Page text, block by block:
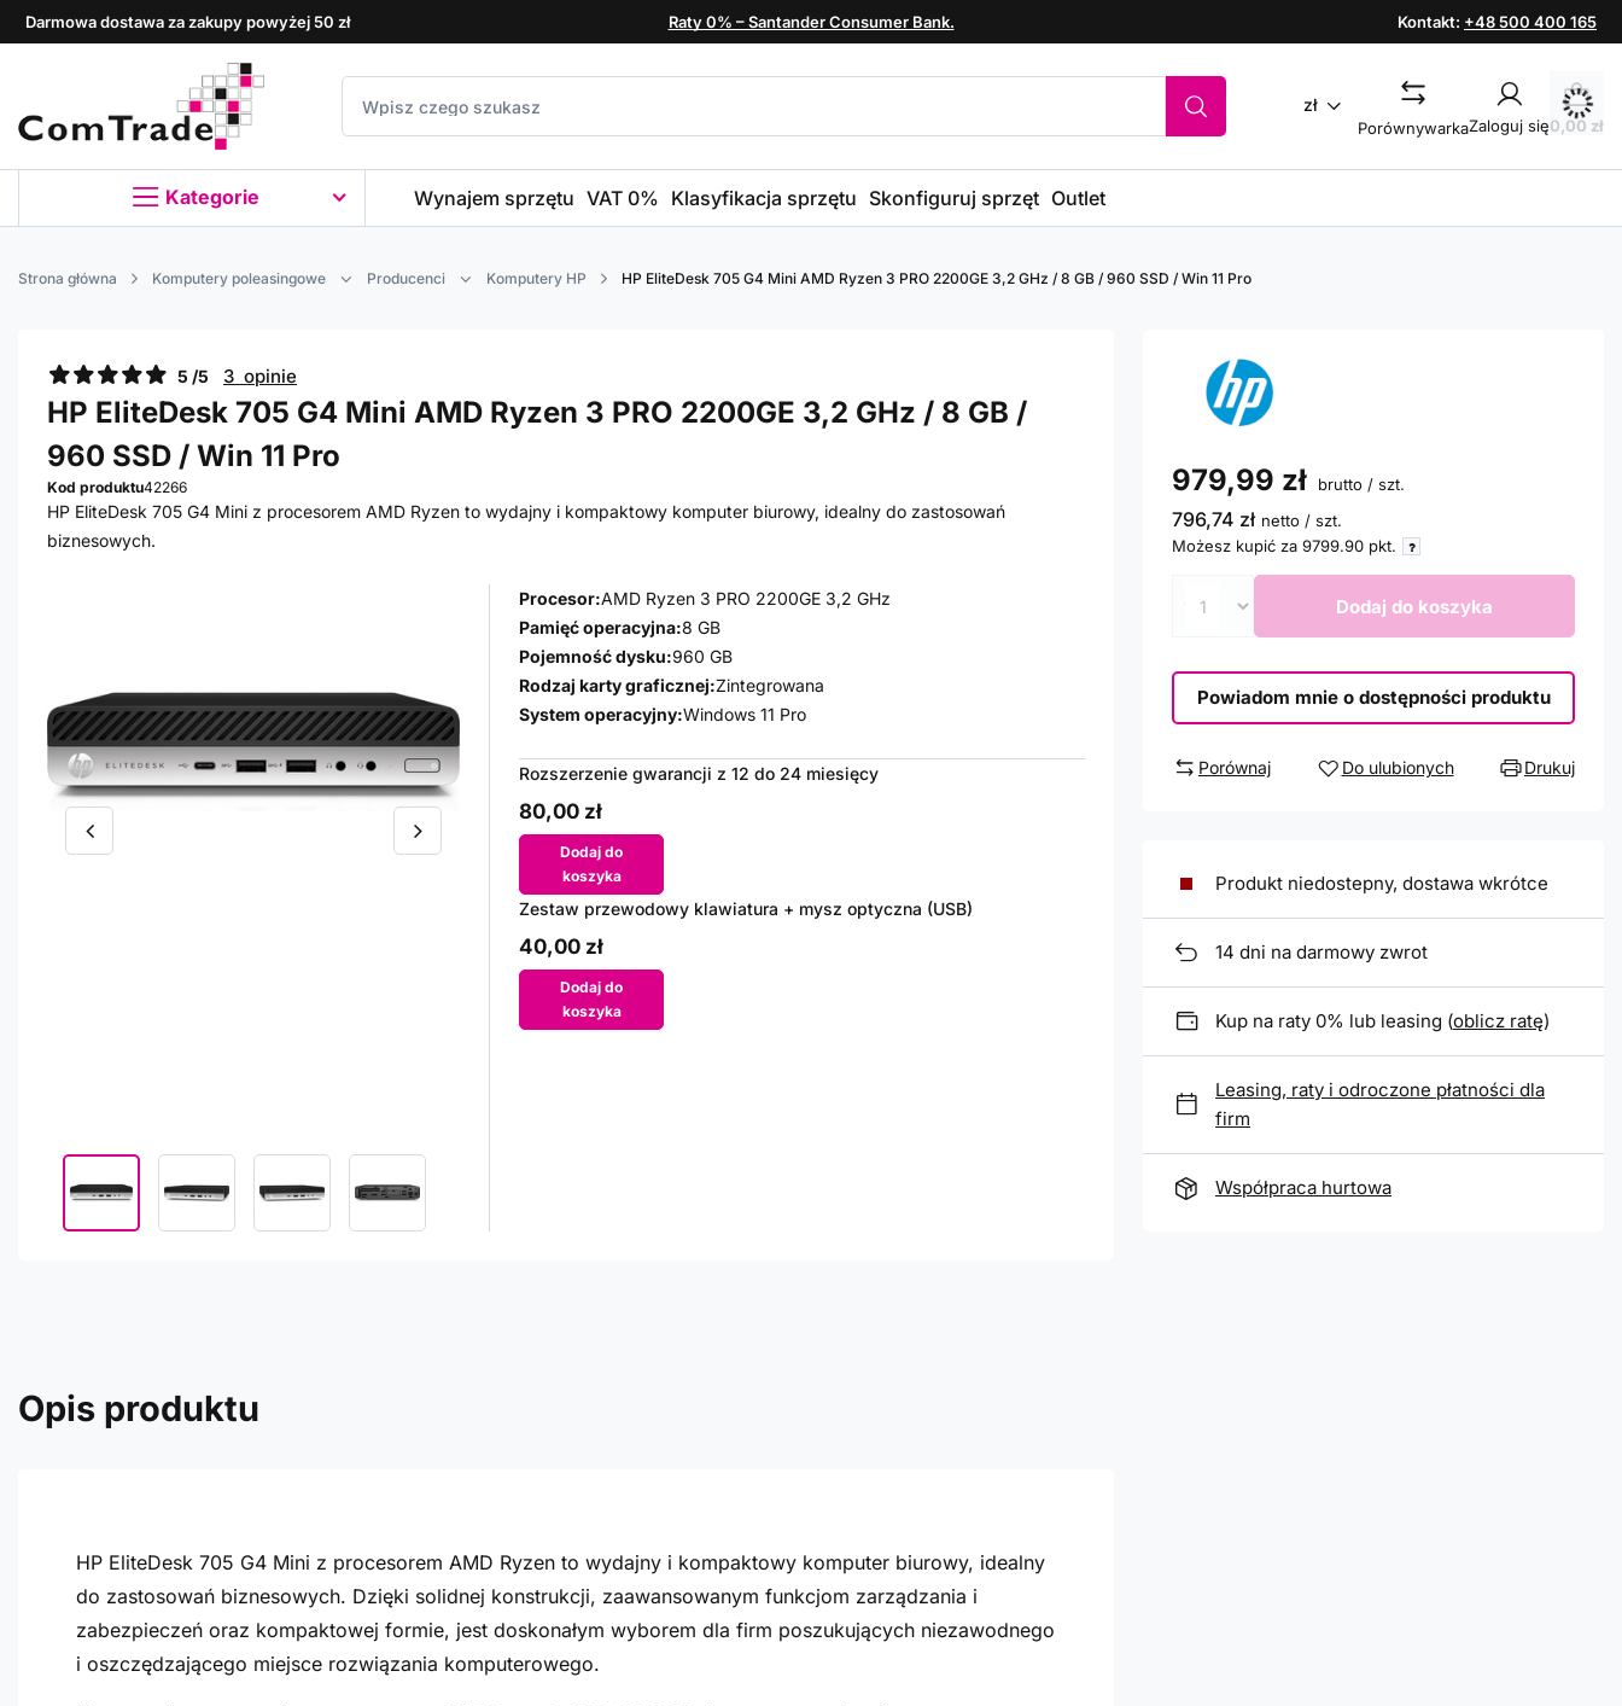
Darmowa dostawa za zakupy powyżej 50 zł Raty 0% – Santander Consumer Bank. Kontakt: +48 500 400 165
zł
PorównywarkaZaloguj się0,00 zł
Kategorie Wynajem sprzętu VAT 0% Klasyfikacja sprzętu Skonfiguruj sprzęt Outlet
Strona główna Komputery poleasingowe Producenci Komputery HP HP EliteDesk 705 G4 Mini AMD Ryzen 3 PRO 2200GE 3,2 GHz / 8 GB / 960 SSD / Win 11 Pro
5 /5 3 opinie
HP EliteDesk 705 G4 Mini AMD Ryzen 3 PRO 2200GE 3,2 GHz / 8 GB /
960 SSD / Win 11 Pro
Kod produktu42266
HP EliteDesk 705 G4 Mini z procesorem AMD Ryzen to wydajny i kompaktowy komputer biurowy, idealny do zastosowań
biznesowych.
Procesor:AMD Ryzen 3 PRO 2200GE 3,2 GHz
Pamięć operacyjna:8 GB
Pojemność dysku:960 GB
Rodzaj karty graficznej:Zintegrowana
System operacyjny:Windows 11 Pro
Rozszerzenie gwarancji z 12 do 24 miesięcy
80,00 zł
Dodaj do
koszyka
Zestaw przewodowy klawiatura + mysz optyczna (USB)
40,00 zł
Dodaj do
koszyka
979,99 zł brutto / szt.
796,74 zł netto / szt.
Możesz kupić za 9799.90 pkt.
Dodaj do koszyka
Powiadom mnie o dostępności produktu
Porównaj Do ulubionych Drukuj
Produkt niedostepny, dostawa wkrótce
14 dni na darmowy zwrot
Kup na raty 0% lub leasing (oblicz ratę)
Leasing, raty i odroczone płatności dla
firm
Współpraca hurtowa
Opis produktu
HP EliteDesk 705 G4 Mini z procesorem AMD Ryzen to wydajny i kompaktowy komputer biurowy, idealny
do zastosowań biznesowych. Dzięki solidnej konstrukcji, zaawansowanym funkcjom zarządzania i
zabezpieczeń oraz kompaktowej formie, jest doskonałym wyborem dla firm poszukujących niezawodnego
i oszczędzającego miejsce rozwiązania komputerowego.